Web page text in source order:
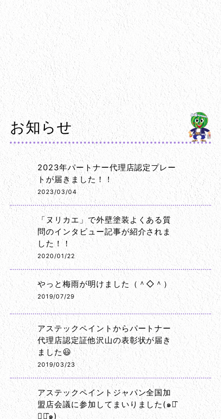
お知らせ
2023年パートナー代理店認定プレー
トが届きました！！
2023/03/04
「ヌリカエ」で外壁塗装よくある質
問のインタビュー記事が紹介されま
した！！
2020/01/22
やっと梅雨が明けました（＾◇＾）
2019/07/29
アステックペイントからパートナー
代理店認定証他沢山の表彰状が届き
ました😃
2019/03/23
アステックペイントジャパン全国加
盟店会議に参加してまいりました(๑･̑
◡･̑๑)